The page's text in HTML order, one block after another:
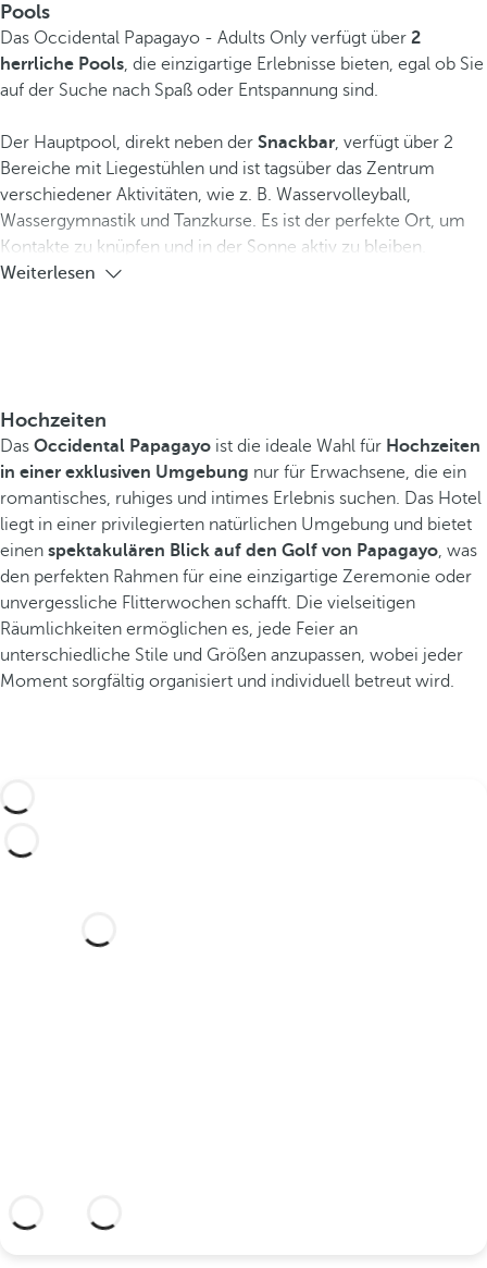
Pools
Das Occidental Papagayo - Adults Only verfügt über 2
herrliche Pools, die einzigartige Erlebnisse bieten, egal ob Sie
auf der Suche nach Spaß oder Entspannung sind.
Der Hauptpool, direkt neben der Snackbar, verfügt über 2
Bereiche mit Liegestühlen und ist tagsüber das Zentrum
verschiedener Aktivitäten, wie z. B. Wasservolleyball,
Wassergymnastik und Tanzkurse. Es ist der perfekte Ort, um
Kontakte zu knüpfen und in der Sonne aktiv zu bleiben.
Weiterlesen
Hochzeiten
Das Occidental Papagayo ist die ideale Wahl für Hochzeiten
in einer exklusiven Umgebung nur für Erwachsene, die ein
romantisches, ruhiges und intimes Erlebnis suchen. Das Hotel
liegt in einer privilegierten natürlichen Umgebung und bietet
einen spektakulären Blick auf den Golf von Papagayo, was
den perfekten Rahmen für eine einzigartige Zeremonie oder
unvergessliche Flitterwochen schafft. Die vielseitigen
Räumlichkeiten ermöglichen es, jede Feier an
unterschiedliche Stile und Größen anzupassen, wobei jeder
Moment sorgfältig organisiert und individuell betreut wird.
diesem traumhaften Hotel